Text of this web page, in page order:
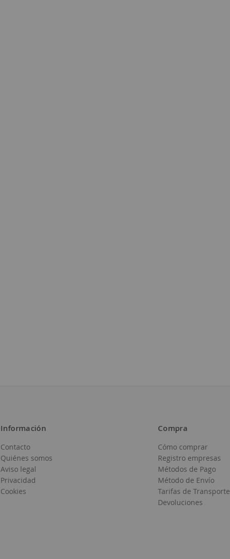
Información
Contacto
Quiénes somos
Aviso legal
Privacidad
Cookies
Compra
Cómo comprar
Registro empresas
Métodos de Pago
Método de Envío
Tarifas de Transporte
Devoluciones